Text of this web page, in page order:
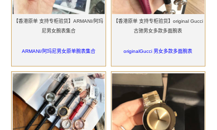
【香港原单 支持专柜验货】ARMANI/阿玛
尼男女腕表集合
ARMANI/阿玛尼男女原单腕表集合
【香港原单 支持专柜验货】original Gucci
古驰男女多款多面腕表
originalGucci 男女多款多面腕表